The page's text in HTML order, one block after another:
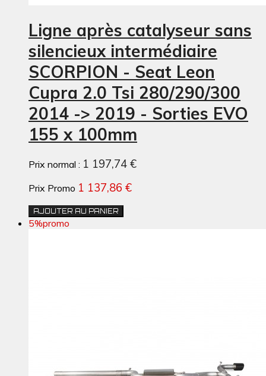
Ligne après catalyseur sans
silencieux intermédiaire
SCORPION - Seat Leon
Cupra 2.0 Tsi 280/290/300
2014 -> 2019 - Sorties EVO
155 x 100mm
Prix normal : 1 197,74 €
Prix Promo 1 137,86 €
AJOUTER AU PANIER
5%promo